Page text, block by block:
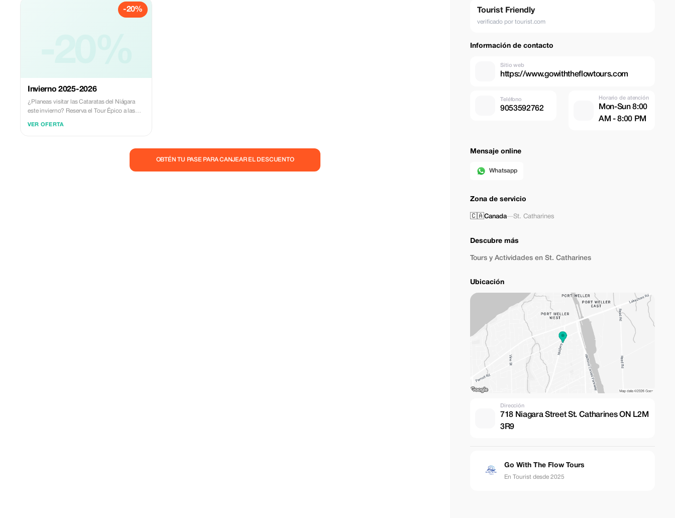
-20%
Invierno 2025-2026
¿Planeas visitar las Cataratas del Niágara
este invierno? Reserva el Tour Épico a las
VER OFERTA
OBTÉN TU PASE PARA CANJEAR EL DESCUENTO
Tourist Friendly
verificado por tourist.com
Información de contacto
Sitio web
https://www.gowiththeflowtours.com
Teléfono
9053592762
Horario de atención
Mon-Sun 8:00
AM - 8:00 PM
Mensaje online
Whatsapp
Zona de servicio
🇨🇦Canada—St. Catharines
Descubre más
Tours y Actividades en St. Catharines
Ubicación
Dirección
718 Niagara Street St. Catharines ON L2M
3R9
Go With The Flow Tours
En Tourist desde 2025